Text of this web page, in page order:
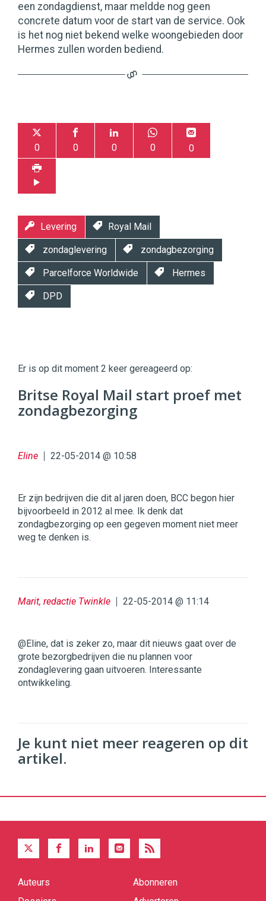
een zondagdienst, maar meldde nog geen
concrete datum voor de start van de service. Ook
is het nog niet bekend welke woongebieden door
Hermes zullen worden bediend.
0 0 0 0 0
Levering Royal Mail
zondaglevering zondagbezorging
Parcelforce Worldwide Hermes
DPD
|
Digital
Commerce https://twinklemagazine.nl
9654
Er is op dit moment 2 keer gereageerd op:
Britse Royal Mail start proef met
zondagbezorging
Eline 22-05-2014 @ 10:58
Er zijn bedrijven die dit al jaren doen, BCC begon hier
bijvoorbeeld in 2012 al mee. Ik denk dat
zondagbezorging op een gegeven moment niet meer
weg te denken is.
Marit, redactie Twinkle 22-05-2014 @ 11:14
@Eline, dat is zeker zo, maar dit nieuws gaat over de
grote bezorgbedrijven die nu plannen voor
zondaglevering gaan uitvoeren. Interessante
ontwikkeling.
Je kunt niet meer reageren op dit
artikel.
Quick
Auteurs
Abonneren